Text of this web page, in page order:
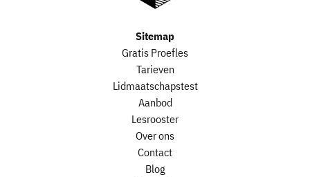
Sitemap
Gratis Proefles
Tarieven
Lidmaatschapstest
Aanbod
Lesrooster
Over ons
Contact
Blog